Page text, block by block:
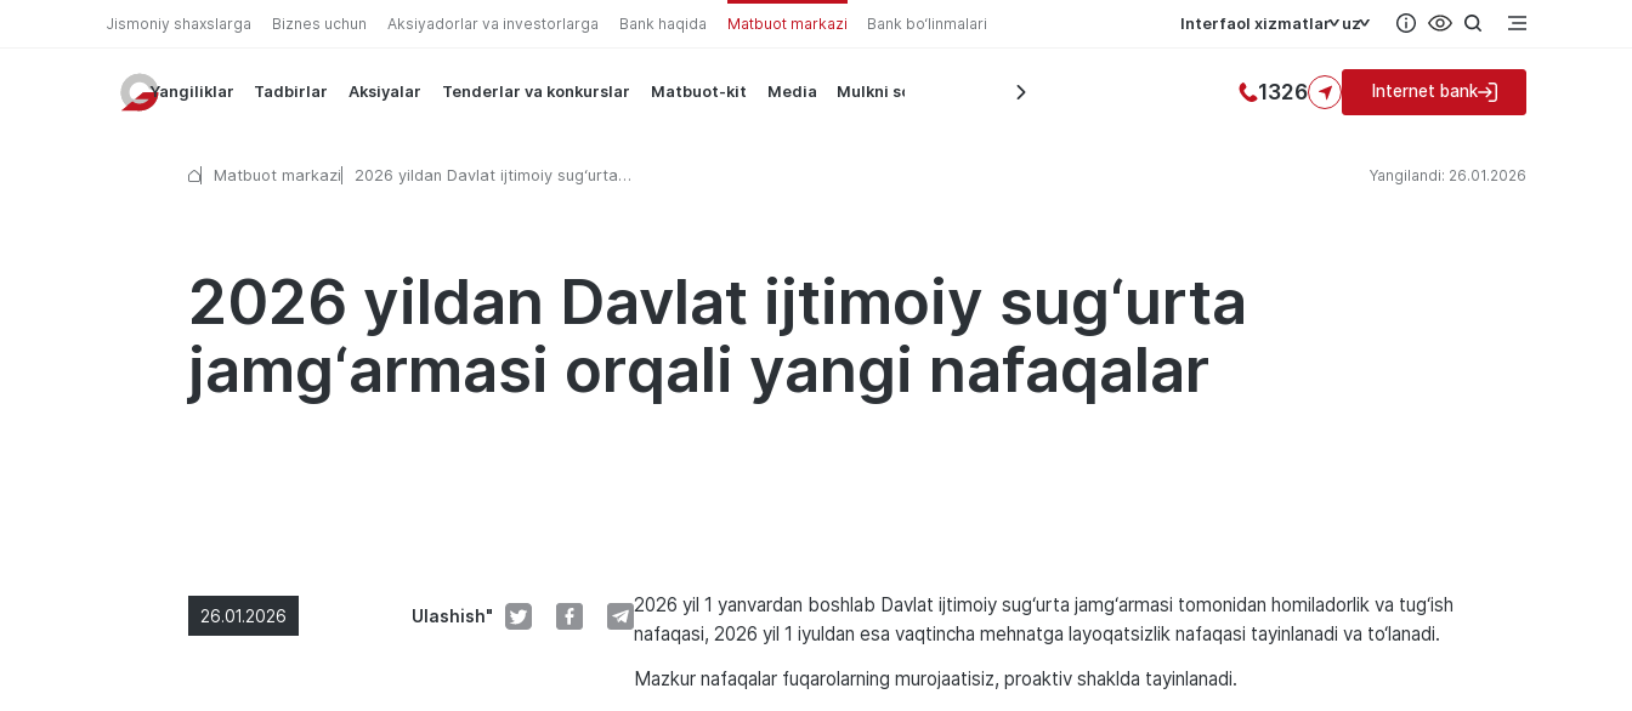
Jismoniy shaxslarga Biznes uchun Aksiyadorlar va investorlarga Bank haqida Matbuot markazi Bank bo‘linmalari Interfaol xizmatlar uz
Yangiliklar Tadbirlar Aksiyalar Tenderlar va konkurslar Matbuot-kit Media Mulkni sotish 1326 Internet bank
Matbuot markazi
2026 yildan Davlat ijtimoiy sug‘urta
Yangilandi: 26.01.2026
2026 yildan Davlat ijtimoiy sug‘urta
jamg‘armasi orqali yangi nafaqalar
26.01.2026 Ulashish"
2026 yil 1 yanvardan boshlab Davlat ijtimoiy sug‘urta jamg‘armasi tomonidan homiladorlik va tug‘ish
nafaqasi, 2026 yil 1 iyuldan esa vaqtincha mehnatga layoqatsizlik nafaqasi tayinlanadi va to‘lanadi.
Mazkur nafaqalar fuqarolarning murojaatisiz, proaktiv shaklda tayinlanadi.